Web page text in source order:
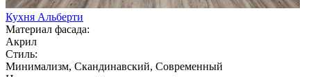
Кухня Альберти
Материал фасада:
Акрил
Стиль:
Минимализм, Скандинавский, Современный